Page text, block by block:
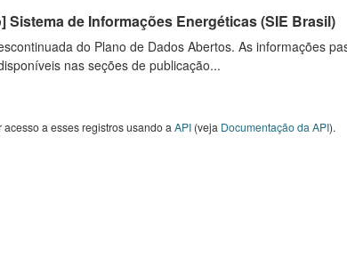
Sistema de Informações Energéticas (SIE Brasil)
do Plano de Dados Abertos. As informações
nas seções de publicação...
acesso a esses registros usando a API(veja Documentação da API).